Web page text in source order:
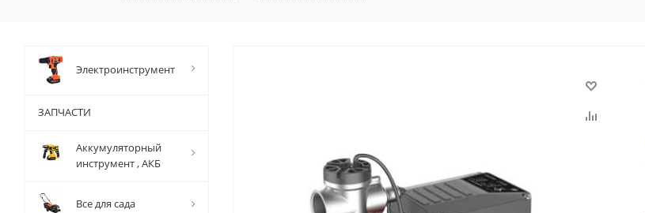
Электроинструмент
ЗАПЧАСТИ
Аккумуляторный
инструмент , АКБ
Все для сада